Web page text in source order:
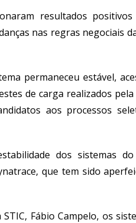
resultados positivos
nas regras negociais
permaneceu estável,
de carga realizados
aos processos
dos sistemas do
, que tem sido
Fábio Campelo, os